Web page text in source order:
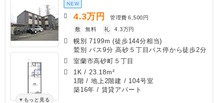
もっと見る
NEW
4.3万円 管理費 6,500円
敷
無料 礼 4.3万円
幌別 7199m (徒歩144分相当)
鷲別 バス9分 高砂５丁目バス停から徒歩2分
室蘭市高砂町５丁目
1K / 23.18m²
1階 / 地上2階建 / 104号室
築16年 / 賃貸アパート